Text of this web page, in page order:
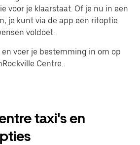
voor je klaarstaat. Of je nu in een
je kunt via de app een ritoptie
voldoet.
voer je bestemming in om op
Centre.
taxi's en